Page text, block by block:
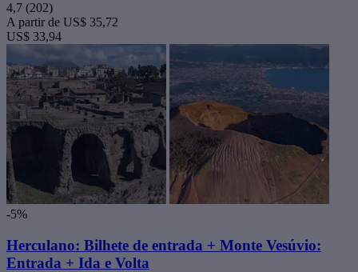
4,7 (202)
A partir de US$ 35,72
US$ 33,94
-5%
Herculano: Bilhete de entrada + Monte Vesúvio:
Entrada + Ida e Volta